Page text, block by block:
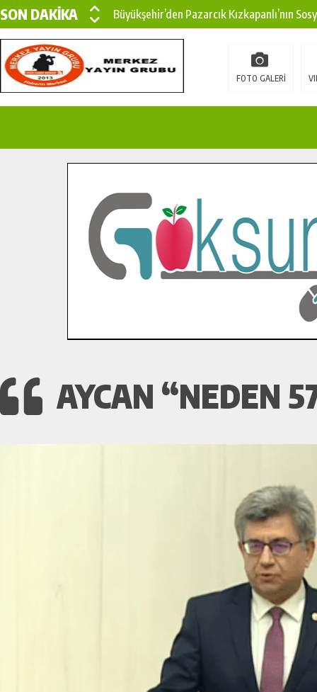
SON DAKİKA
Büyükşehir’den Pazarcık Kızkapanlı’nın
Büyükşehir’den Pazarcık Kırsalına Modern
Çin’den KSÜ’ye Uluslararası Başarı:
İlçe Jandarma Komutanı Karakaya’dan
Bertiz’in Yeni Köprüsünde Sona Doğru.
FOTO GALERİ
AYCAN “NEDEN